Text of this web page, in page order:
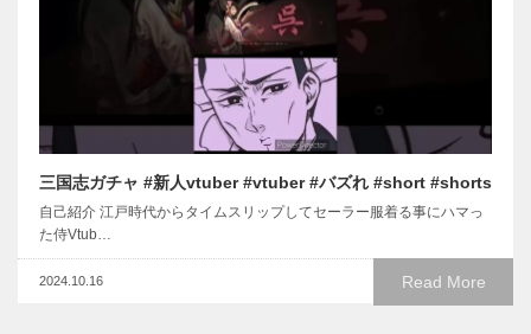
三国志ガチャ #新人vtuber #vtuber #バズれ #short #shorts
自己紹介 江戸時代からタイムスリップしてセーラー服着る事にハマっ
た侍Vtub…
Read More
2024.10.16